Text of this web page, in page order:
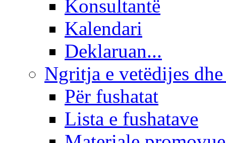
Konsultantë
Kalendari
Deklaruan...
Ngritja e vetëdijes
Për fushatat
Lista e fushatave